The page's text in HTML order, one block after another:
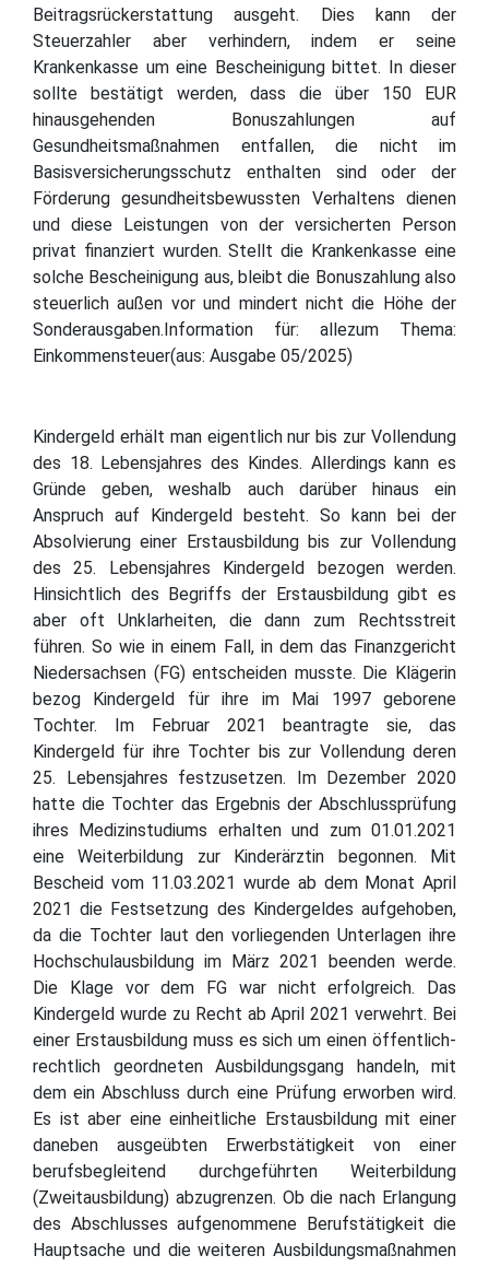
Beitragsrückerstattung ausgeht. Dies kann der
Steuerzahler aber verhindern, indem er seine
Krankenkasse um eine Bescheinigung bittet. In dieser
sollte bestätigt werden, dass die über 150 EUR
hinausgehenden Bonuszahlungen auf
Gesundheitsmaßnahmen entfallen, die nicht im
Basisversicherungsschutz enthalten sind oder der
Förderung gesundheitsbewussten Verhaltens dienen
und diese Leistungen von der versicherten Person
privat finanziert wurden. Stellt die Krankenkasse eine
solche Bescheinigung aus, bleibt die Bonuszahlung also
steuerlich außen vor und mindert nicht die Höhe der
Sonderausgaben.Information für: allezum Thema:
Einkommensteuer(aus: Ausgabe 05/2025)
Kindergeld erhält man eigentlich nur bis zur Vollendung
des 18. Lebensjahres des Kindes. Allerdings kann es
Gründe geben, weshalb auch darüber hinaus ein
Anspruch auf Kindergeld besteht. So kann bei der
Absolvierung einer Erstausbildung bis zur Vollendung
des 25. Lebensjahres Kindergeld bezogen werden.
Hinsichtlich des Begriffs der Erstausbildung gibt es
aber oft Unklarheiten, die dann zum Rechtsstreit
führen. So wie in einem Fall, in dem das Finanzgericht
Niedersachsen (FG) entscheiden musste. Die Klägerin
bezog Kindergeld für ihre im Mai 1997 geborene
Tochter. Im Februar 2021 beantragte sie, das
Kindergeld für ihre Tochter bis zur Vollendung deren
25. Lebensjahres festzusetzen. Im Dezember 2020
hatte die Tochter das Ergebnis der Abschlussprüfung
ihres Medizinstudiums erhalten und zum 01.01.2021
eine Weiterbildung zur Kinderärztin begonnen. Mit
Bescheid vom 11.03.2021 wurde ab dem Monat April
2021 die Festsetzung des Kindergeldes aufgehoben,
da die Tochter laut den vorliegenden Unterlagen ihre
Hochschulausbildung im März 2021 beenden werde.
Die Klage vor dem FG war nicht erfolgreich. Das
Kindergeld wurde zu Recht ab April 2021 verwehrt. Bei
einer Erstausbildung muss es sich um einen öffentlich-
rechtlich geordneten Ausbildungsgang handeln, mit
dem ein Abschluss durch eine Prüfung erworben wird.
Es ist aber eine einheitliche Erstausbildung mit einer
daneben ausgeübten Erwerbstätigkeit von einer
berufsbegleitend durchgeführten Weiterbildung
(Zweitausbildung) abzugrenzen. Ob die nach Erlangung
des Abschlusses aufgenommene Berufstätigkeit die
Hauptsache und die weiteren Ausbildungsmaßnahmen